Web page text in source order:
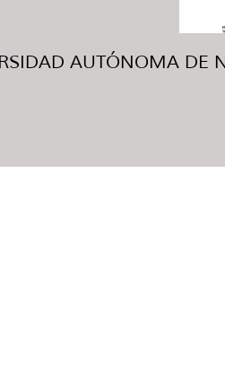
AUTÓNOMA DE